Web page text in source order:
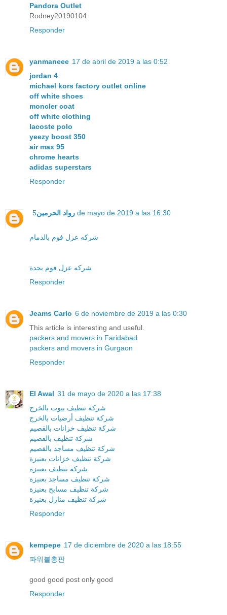
Pandora Outlet
Rodney20190104
Responder
yanmaneee 17 de abril de 2019 a las 0:52
jordan 4
michael kors factory outlet online
off white shoes
moncler coat
off white clothing
lacoste polo
yeezy boost 350
air max 95
chrome hearts
adidas superstars
Responder
رواد الحرمين 5 de mayo de 2019 a las 16:30
شركه عزل فوم بالدمام
شركه عزل فوم بجدة
Responder
Jeams Carlo 6 de noviembre de 2019 a las 0:30
This article is interesting and useful.
packers and movers in Faridabad
packers and movers in Gurgaon
Responder
El Awal 31 de mayo de 2020 a las 17:38
شركة تنظيف بيوت بالخرج
شركة تنظيف أرضيات بالخرج
شركة تنظيف خزانات بالقصيم
شركة تنظيف بالقصيم
شركة تنظيف مساجد بالقصيم
شركة تنظيف خزانات بعنيزة
شركة تنظيف بعنيزة
شركة تنظيف مساجد بعنيزة
شركة تنظيف مسابح بعنيزة
شركة تنظيف منازل بعنيزة
Responder
kempepe 17 de diciembre de 2020 a las 18:55
파워볼총판
good good post only good
Responder